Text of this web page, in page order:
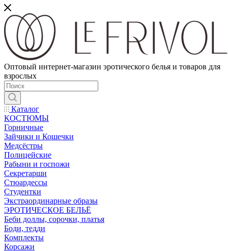
Оптовый интернет-магазин эротического белья и товаров для
взрослых
Каталог
КОСТЮМЫ
Горничные
Зайчики и Кошечки
Медсёстры
Полицейские
Рабыни и госпожи
Секретарши
Стюардессы
Студентки
Экстраординарные образы
ЭРОТИЧЕСКОЕ БЕЛЬЁ
Беби доллы, сорочки, платья
Боди, тедди
Комплекты
Корсажи